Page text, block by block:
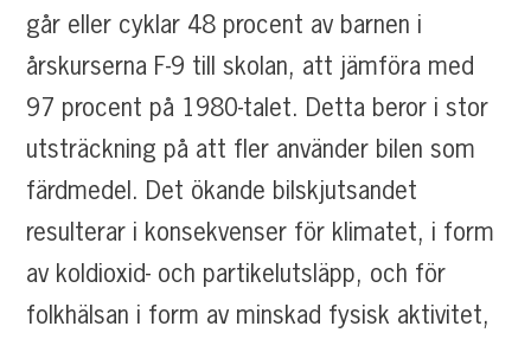
går eller cyklar 48 procent av barnen i
årskurserna F-9 till skolan, att jämföra med
97 procent på 1980-talet. Detta beror i stor
utsträckning på att fler använder bilen som
färdmedel. Det ökande bilskjutsandet
resulterar i konsekvenser för klimatet, i form
av koldioxid- och partikelutsläpp, och för
folkhälsan i form av minskad fysisk aktivitet,